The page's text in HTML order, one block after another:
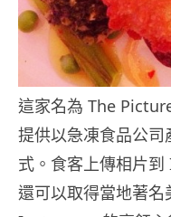
這家名為 The
提供以急凍食品公
式。食客上傳相片
還可以取得當地著